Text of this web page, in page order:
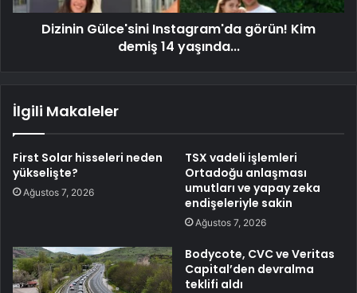
Dizinin Gülce'sini Instagram'da görün! Kim
demiş 14 yaşında...
İlgili Makaleler
First Solar hisseleri neden
yükselişte?
Ağustos 7, 2026
TSX vadeli işlemleri
Ortadoğu anlaşması
umutları ve yapay zeka
endişeleriyle sakin
Ağustos 7, 2026
Bodycote, CVC ve Veritas
Capital’den devralma
teklifi aldı